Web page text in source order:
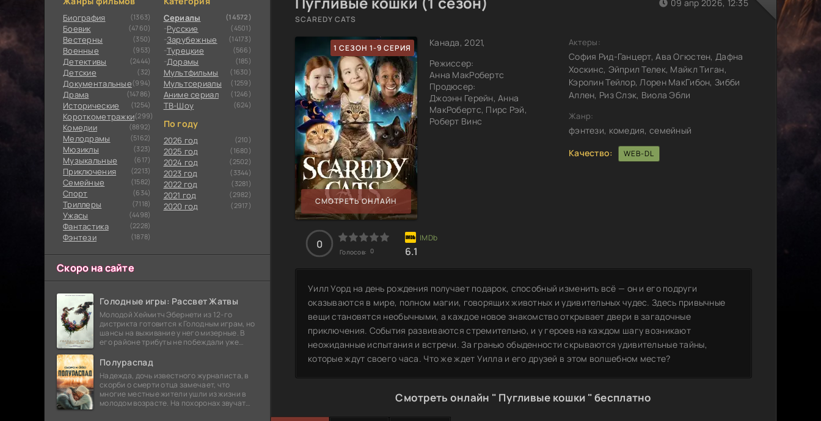
Биография (1363)
Боевик (4760)
Вестерны (350)
Военные (953)
Детективы (2444)
Детские (32)
Документальные(994)
Драма (14786)
Исторические (1254)
Короткометражки(299)
Комедии (8892)
Мелодрамы (5162)
Мюзиклы (323)
Музыкальные (617)
Приключения (2213)
Семейные (1582)
Cпорт (634)
Триллеры (7118)
Ужасы (4498)
Фантастика (2228)
Фэнтези (1878)
Сериалы (14572)
Русские (4501)
Зарубежные (14173)
Турецкие (566)
Дорамы (185)
Мультфильмы (1630)
Мультсериалы (1259)
Аниме сериал (1246)
ТВ-Шоу (624)
По году
2026 год (210)
2025 год (1680)
2024 год (2502)
2023 год (3344)
2022 год (3281)
2021 год (2982)
2020 год (2917)
Скоро на сайте
Голодные игры: Рассвет Жатвы
Молодой Хеймитч Эбернети из 12-го
дистрикта готовится к Голодным играм, но
шансы на выживание у него мизерные. В
его районе трибуты не побеждали уже
безнадежности.
Полураспад
Надежда, дочь известного журналиста, в
скорби о смерти отца замечает, что
многие местные жители ушли из жизни в
молодом возрасте. На похоронах звучат
SCAREDY CATS
1 СЕЗОН 1-9 СЕРИЯ
СМОТРЕТЬ ОНЛАЙН
Канада, 2021,
Режиссер:
Анна МакРобертс
Продюсер:
Джоэнн Герейн, Анна
МакРобертс, Пирс Рэй,
Роберт Винс
09 апр 2026, 12:35
Актеры:
София Рид-Ганцерт, Ава Огюстен, Дафна
Хоскинс, Эйприл Телек, Майкл Тиган,
Кэролин Тейлор, Лорен МакГибон, Зибби
Аллен, Риз Слэк, Виола Эбли
Жанр:
фэнтези, комедия, семейный
Качество:
WEB-DL
0
Голосов: 0 6.1
Уилл Уорд на день рождения получает подарок, способный изменить всё — он и его подруги
оказываются в мире, полном магии, говорящих животных и удивительных чудес. Здесь привычные
вещи становятся необычными, а каждое новое знакомство открывает двери в загадочные
приключения. События развиваются стремительно, и у героев на каждом шагу возникают
неожиданные испытания и встречи. За гранью обыденности скрываются удивительные тайны,
которые ждут своего часа. Что же ждет Уилла и его друзей в этом волшебном месте?
Смотреть онлайн " Пугливые кошки " бесплатно